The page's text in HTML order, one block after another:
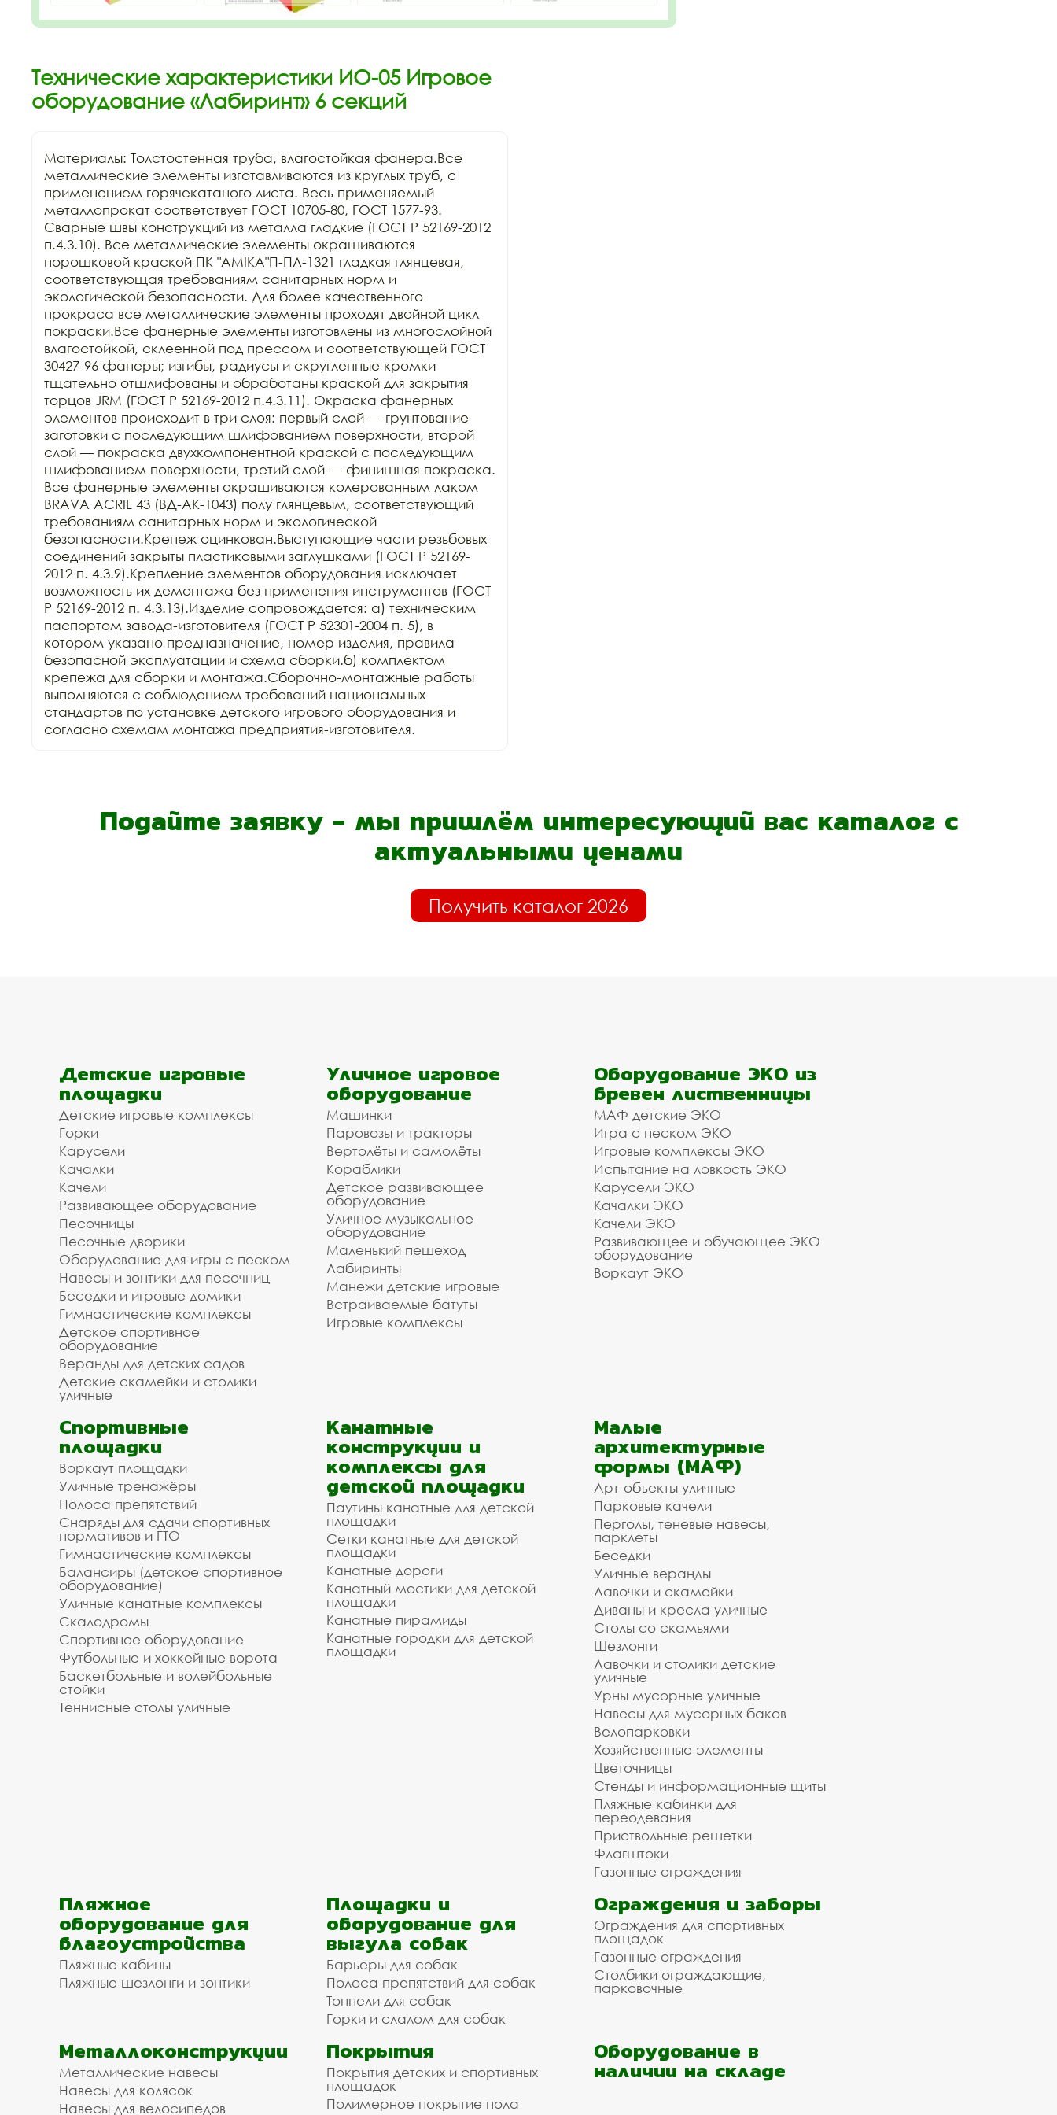
Технические характеристики ИО-05 Игровое
оборудование «Лабиринт» 6 секций
Материалы: Толстостенная труба, влагостойкая фанера.Все
металлические элементы изготавливаются из круглых труб, с
применением горячекатаного листа. Весь применяемый
металлопрокат соответствует ГОСТ 10705-80, ГОСТ 1577-93.
Сварные швы конструкций из металла гладкие (ГОСТ Р 52169-2012
п.4.3.10). Все металлические элементы окрашиваются
порошковой краской ПК "АМIKA"П-ПЛ-1321 гладкая глянцевая,
соответствующая требованиям санитарных норм и
экологической безопасности. Для более качественного
прокраса все металлические элементы проходят двойной цикл
покраски.Все фанерные элементы изготовлены из многослойной
влагостойкой, склеенной под прессом и соответствующей ГОСТ
30427-96 фанеры; изгибы, радиусы и скругленные кромки
тщательно отшлифованы и обработаны краской для закрытия
торцов JRM (ГОСТ Р 52169-2012 п.4.3.11). Окраска фанерных
элементов происходит в три слоя: первый слой — грунтование
заготовки с последующим шлифованием поверхности, второй
слой — покраска двухкомпонентной краской с последующим
шлифованием поверхности, третий слой — финишная покраска.
Все фанерные элементы окрашиваются колерованным лаком
BRAVA ACRIL 43 (ВД-АК-1043) полу глянцевым, соответствующий
требованиям санитарных норм и экологической
безопасности.Крепеж оцинкован.Выступающие части резьбовых
соединений закрыты пластиковыми заглушками (ГОСТ Р 52169-
2012 п. 4.3.9).Крепление элементов оборудования исключает
возможность их демонтажа без применения инструментов (ГОСТ
Р 52169-2012 п. 4.3.13).Изделие сопровождается: а) техническим
паспортом завода-изготовителя (ГОСТ Р 52301-2004 п. 5), в
котором указано предназначение, номер изделия, правила
безопасной эксплуатации и схема сборки.б) комплектом
крепежа для сборки и монтажа.Сборочно-монтажные работы
выполняются с соблюдением требований национальных
стандартов по установке детского игрового оборудования и
согласно схемам монтажа предприятия-изготовителя.
Подайте заявку - мы пришлём интересующий вас каталог с
актуальными ценами
Получить каталог 2026
Детские игровые
площадки
Детские игровые комплексы
Горки
Карусели
Качалки
Качели
Развивающее оборудование
Песочницы
Песочные дворики
Оборудование для игры с песком
Навесы и зонтики для песочниц
Беседки и игровые домики
Гимнастические комплексы
Детское спортивное
оборудование
Веранды для детских садов
Детские скамейки и столики
уличные
Уличное игровое
оборудование
Машинки
Паровозы и тракторы
Вертолёты и самолёты
Кораблики
Детское развивающее
оборудование
Уличное музыкальное
оборудование
Маленький пешеход
Лабиринты
Манежи детские игровые
Встраиваемые батуты
Игровые комплексы
Оборудование ЭКО из
бревен лиственницы
МАФ детские ЭКО
Игра с песком ЭКО
Игровые комплексы ЭКО
Испытание на ловкость ЭКО
Карусели ЭКО
Качалки ЭКО
Качели ЭКО
Развивающее и обучающее ЭКО
оборудование
Воркаут ЭКО
Спортивные
площадки
Воркаут площадки
Уличные тренажёры
Полоса препятствий
Снаряды для сдачи спортивных
нормативов и ГТО
Гимнастические комплексы
Балансиры (детское спортивное
оборудование)
Уличные канатные комплексы
Скалодромы
Спортивное оборудование
Футбольные и хоккейные ворота
Баскетбольные и волейбольные
стойки
Теннисные столы уличные
Канатные
конструкции и
комплексы для
детской площадки
Паутины канатные для детской
площадки
Сетки канатные для детской
площадки
Канатные дороги
Канатный мостики для детской
площадки
Канатные пирамиды
Канатные городки для детской
площадки
Малые
архитектурные
формы (МАФ)
Арт-объекты уличные
Парковые качели
Перголы, теневые навесы,
парклеты
Беседки
Уличные веранды
Лавочки и скамейки
Диваны и кресла уличные
Столы со скамьями
Шезлонги
Лавочки и столики детские
уличные
Урны мусорные уличные
Навесы для мусорных баков
Велопарковки
Хозяйственные элементы
Цветочницы
Стенды и информационные щиты
Пляжные кабинки для
переодевания
Приствольные решетки
Флагштоки
Газонные ограждения
Пляжное
оборудование для
благоустройства
Пляжные кабины
Пляжные шезлонги и зонтики
Площадки и
оборудование для
выгула собак
Барьеры для собак
Полоса препятствий для собак
Тоннели для собак
Горки и слалом для собак
Ограждения и заборы
Ограждения для спортивных
площадок
Газонные ограждения
Столбики ограждающие,
парковочные
Металлоконструкции
Металлические навесы
Навесы для колясок
Навесы для велосипедов
Покрытия
Покрытия детских и спортивных
площадок
Полимерное покрытие пола
Оборудование в
наличии на складе